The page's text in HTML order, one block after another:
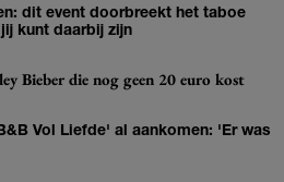
dit event doorbreekt het taboe
kunt daarbij zijn
Bieber die nog geen 20 euro kost
Vol Liefde' al aankomen: 'Er was